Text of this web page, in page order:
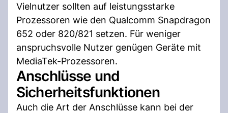
Vielnutzer sollten auf leistungsstarke
Prozessoren wie den Qualcomm Snapdragon
652 oder 820/821 setzen. Für weniger
anspruchsvolle Nutzer genügen Geräte mit
MediaTek-Prozessoren.
Anschlüsse und
Sicherheitsfunktionen
Auch die Art der Anschlüsse kann bei der